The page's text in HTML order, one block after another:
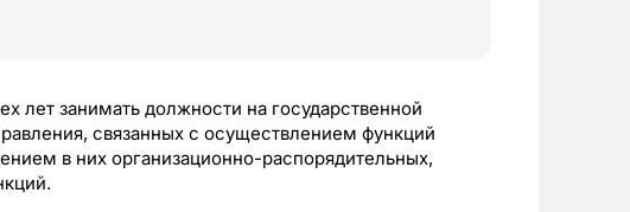
лет занимать должности на государственной
связанных с осуществлением функций
в них организационно-распорядительных,